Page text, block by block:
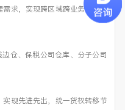
求，实现跨区域跨业务的多仓
仓、保税公司仓库、分子公司
现先进先出，统一货权转移节